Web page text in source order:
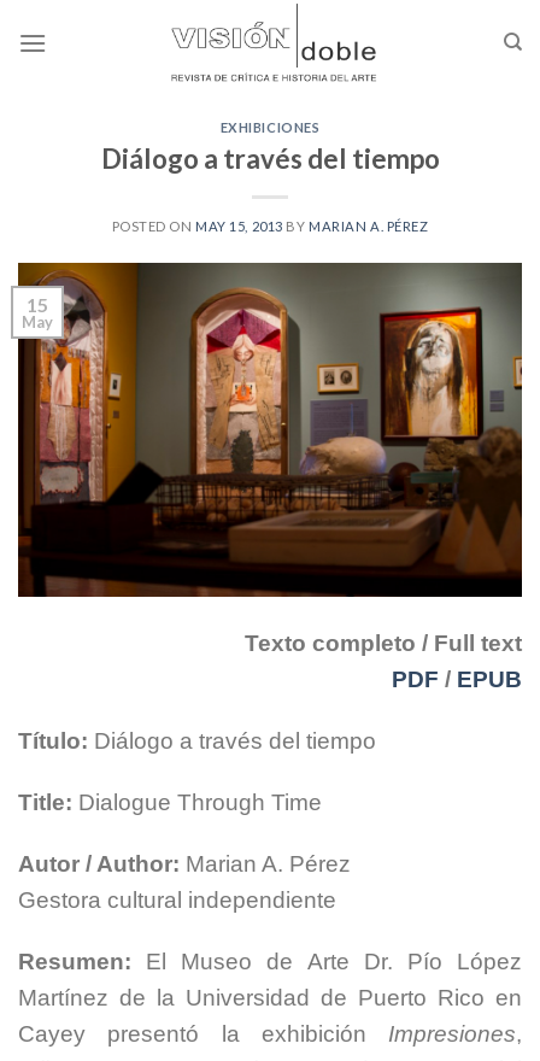
EXHIBICIONES
Diálogo a través del tiempo
POSTED ON MAY 15, 2013 BY MARIAN A. PÉREZ
15
May
Texto completo / Full text
PDF / EPUB
Título: Diálogo a través del tiempo
Title: Dialogue Through Time
Autor / Author: Marian A. Pérez
Gestora cultural independiente
Resumen: El Museo de Arte Dr. Pío López
Martínez de la Universidad de Puerto Rico en
Cayey presentó la exhibición Impresiones,